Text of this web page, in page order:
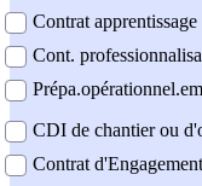
Contrat apprentissage
Cont.
CDI de chantier ou
Contrat